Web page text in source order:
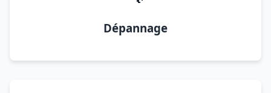
Dépannage